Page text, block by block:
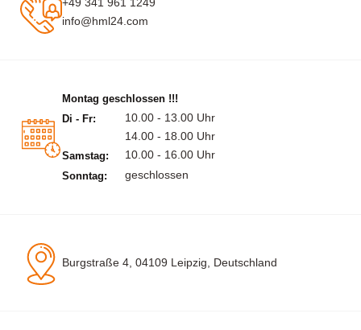
info@hml24.com
Montag geschlossen !!!
Di - Fr:
10.00 - 13.00 Uhr
14.00 - 18.00 Uhr
Samstag: 10.00 - 16.00 Uhr
Sonntag: geschlossen
Burgstraße 4, 04109 Leipzig, Deutschland